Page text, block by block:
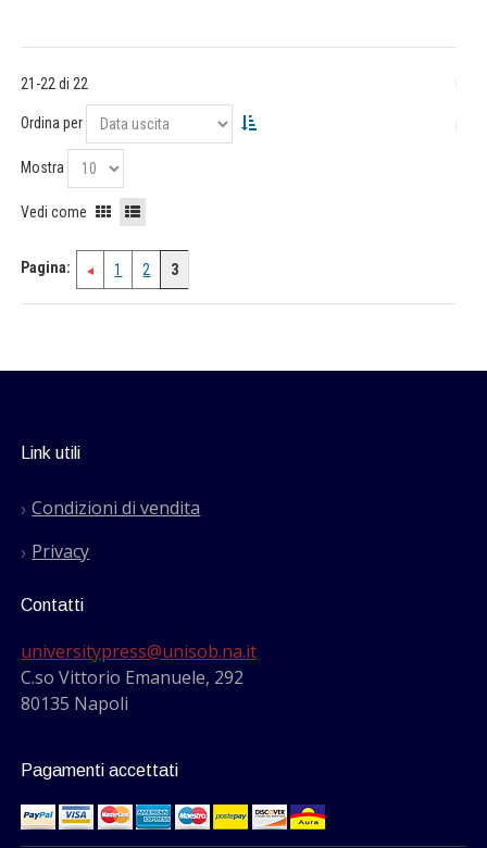
21-22 di 22
Ordina per
Mostra
Vedi come
Pagina: 1 2 3
Link utili
Condizioni di vendita
Privacy
Contatti
universitypress@unisob.na.it
C.so Vittorio Emanuele, 292
80135 Napoli
Pagamenti accettati